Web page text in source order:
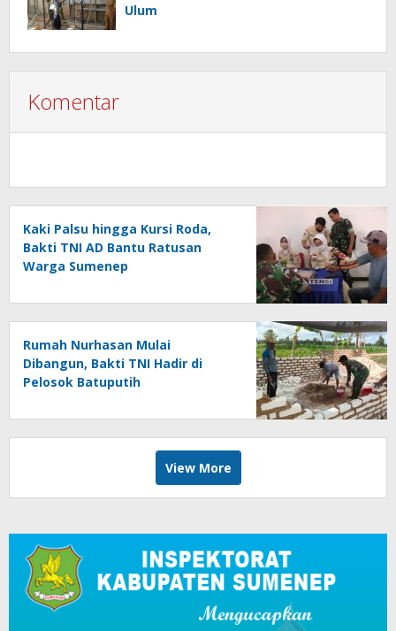
Ulum
Komentar
Kaki Palsu hingga Kursi Roda,
Bakti TNI AD Bantu Ratusan
Warga Sumenep
Rumah Nurhasan Mulai
Dibangun, Bakti TNI Hadir di
Pelosok Batuputih
View More